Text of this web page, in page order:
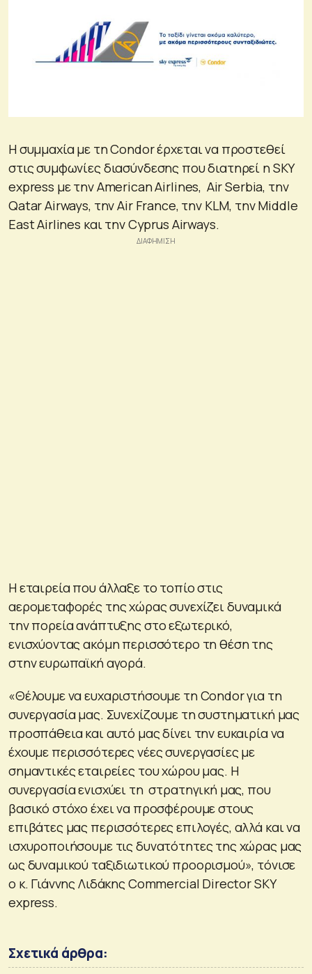
Η συμμαχία με τη Condor έρχεται να προστεθεί
στις συμφωνίες διασύνδεσης που διατηρεί η SKY
express με την American Airlines, Air Serbia, την
Qatar Airways, την Air France, την KLM, την Middle
East Airlines και την Cyprus Airways.
Η εταιρεία που άλλαξε το τοπίο στις
αερομεταφορές της χώρας συνεχίζει δυναμικά
την πορεία ανάπτυξης στο εξωτερικό,
ενισχύοντας ακόμη περισσότερο τη θέση της
στην ευρωπαϊκή αγορά.
«Θέλουμε να ευχαριστήσουμε τη Condor για τη
συνεργασία μας. Συνεχίζουμε τη συστηματική μας
προσπάθεια και αυτό μας δίνει την ευκαιρία να
έχουμε περισσότερες νέες συνεργασίες με
σημαντικές εταιρείες του χώρου μας. Η
συνεργασία ενισχύει τη στρατηγική μας, που
βασικό στόχο έχει να προσφέρουμε στους
επιβάτες μας περισσότερες επιλογές, αλλά και να
ισχυροποιήσουμε τις δυνατότητες της χώρας μας
ως δυναμικού ταξιδιωτικού προορισμού», τόνισε
o κ. Γιάννης Λιδάκης Commercial Director SKY
express.
Σχετικά άρθρα: